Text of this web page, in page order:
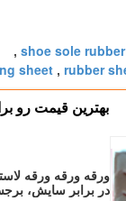
shoe sole
,
rubber
,
sheet
بهترين قيمت رو
ورقه ورقه ورقه
در برابر سایش،